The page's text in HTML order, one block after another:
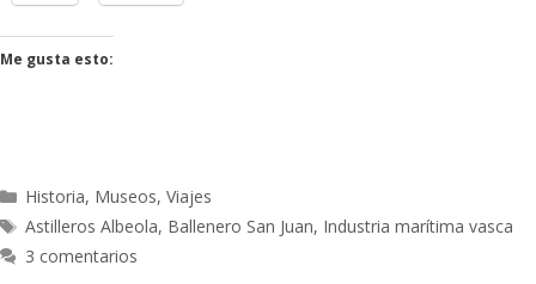
Me gusta esto:
Historia, Museos,Viajes
Astilleros Albeola, Ballenero San Juan, Industria marítima vasca
3 comentarios